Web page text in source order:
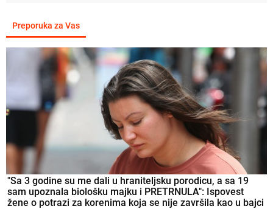
Preporuka za Vas
"Sa 3 godine su me dali u hraniteljsku porodicu, a sa 19
sam upoznala biološku majku i PRETRNULA": Ispovest
žene o potrazi za korenima koja se nije završila kao u bajci